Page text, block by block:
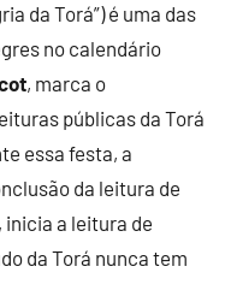
da Torá”) é uma das
no calendário
, marca o
públicas da Torá
essa festa, a
da leitura de
a leitura de
da Torá nunca tem